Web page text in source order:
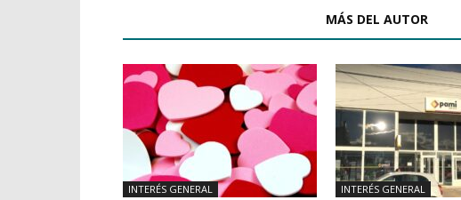
MÁS DEL AUTOR
INTERÉS GENERAL INTERÉS GENERAL